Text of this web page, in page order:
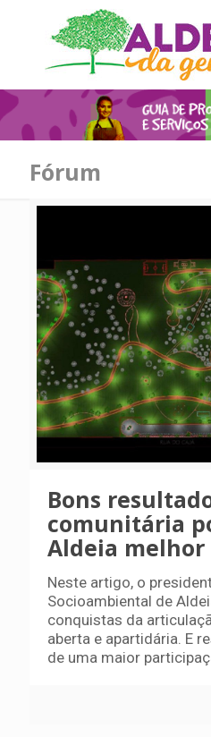
Fórum
Bons
comunitária
Aldeia melhor
Neste artigo, o
Socioambiental de
conquistas da
aberta e apartidária. E
de uma maior